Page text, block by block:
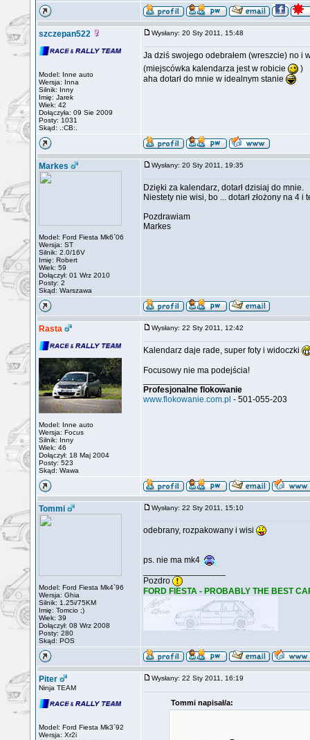
szczepan522
Model: Inne auto
Wersja: Inna
Silnik: Inny
Imię: Jarek
Wiek: 42
Dołączyła: 09 Sie 2009
Posty: 1031
Skąd: .:CB:.
Wysłany: 20 Sty 2011, 15:48
Ja dziś swojego odebrałem (wreszcie) no
(miejscówka kalendarza jest w robicie
)
aha dotarł do mnie w idealnym stanie
Markes
Model: Ford Fiesta Mk6`06
Wersja: ST
Silnik: 2.0/16V
Imię: Robert
Wiek: 59
Dołączył: 01 Wrz 2010
Posty: 2
Skąd: Warszawa
Wysłany: 20 Sty 2011, 19:35
Dzięki za kalendarz, dotarł dzisiaj do mnie.
Niestety nie wisi, bo ... dotarł złożony na 4
Pozdrawiam
Markes
Rasta
Model: Inne auto
Wersja: Focus
Silnik: Inny
Wiek: 46
Dołączył: 18 Maj 2004
Posty: 523
Skąd: Wawa
Wysłany: 22 Sty 2011, 12:42
Kalendarz daje rade, super foty i widoczki
Focusowy nie ma podejścia!
Profesjonalne flokowanie
www.flokowanie.com.pl - 501-055-203
Tommi
Model: Ford Fiesta Mk4`96
Wersja: Ghia
Silnik: 1.25i/75KM
Imię: Tomcio ;)
Wiek: 39
Dołączył: 08 Wrz 2008
Posty: 280
Skąd: POS
Wysłany: 22 Sty 2011, 15:10
odebrany, rozpakowany i wisi
ps. nie ma mk4
Pozdro
FORD FIESTA - PROBABLY THE BEST
Piter
Ninja TEAM
Model: Ford Fiesta Mk3`92
Wersja: Xr2i
Wysłany: 22 Sty 2011, 16:19
Tommi napisał/a: